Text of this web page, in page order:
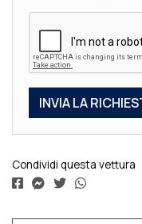
Condividi questa vettura